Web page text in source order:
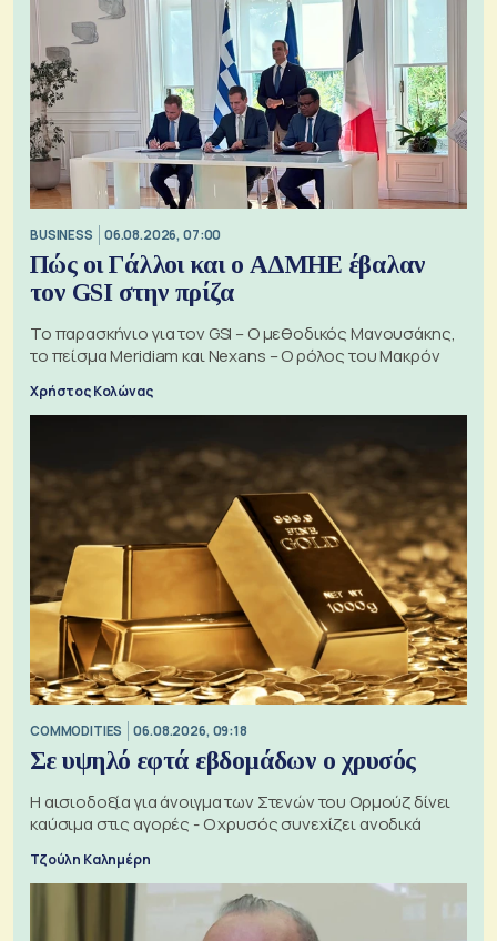
BUSINESS 06.08.2026, 07:00
Πώς οι Γάλλοι και ο ΑΔΜΗΕ έβαλαν
τον GSI στην πρίζα
Το παρασκήνιο για τον GSI – Ο μεθοδικός Μανουσάκης,
το πείσμα Meridiam και Nexans – Ο ρόλος του Μακρόν
Χρήστος Κολώνας
COMMODITIES 06.08.2026, 09:18
Σε υψηλό εφτά εβδομάδων ο χρυσός
Η αισιοδοξία για άνοιγμα των Στενών του Ορμούζ δίνει
καύσιμα στις αγορές - Ο χρυσός συνεχίζει ανοδικά
Τζούλη Καλημέρη